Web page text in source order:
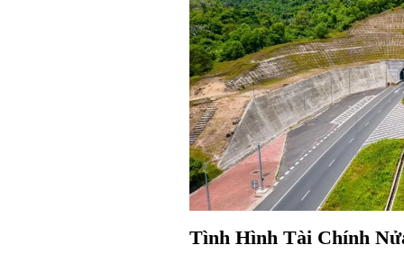
Tình Hình Tài Chính